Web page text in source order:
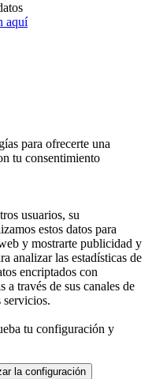
aquí
para ofrecerte una
tu consentimiento
usuarios, su
estos datos para
y mostrarte publicidad y
analizar las estadísticas de
encriptados con
a través de sus canales de
tu configuración y
la configuración